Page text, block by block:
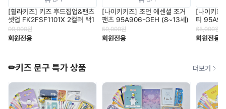
[휠라키즈] 키즈 후드집업&팬츠
셋업 FK2FSF1101X 2컬러 택1
99,000원
회원전용
[나이키키즈] 조던 에센셜 조거
팬츠 95A906-GEH (8~13세)
59,000원
회원전용
[나이키키
티
65,000원
회원전용
✏키즈 문구 특가 상품 더보기